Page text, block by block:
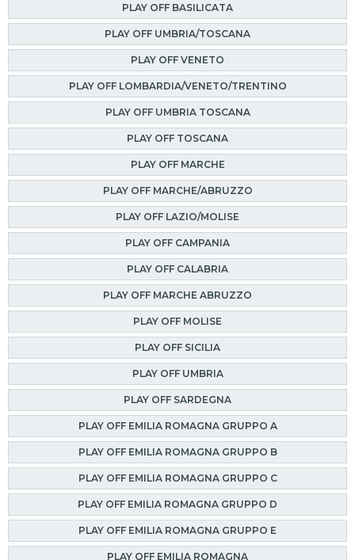
PLAY OFF BASILICATA
PLAY OFF UMBRIA/TOSCANA
PLAY OFF VENETO
PLAY OFF LOMBARDIA/VENETO/TRENTINO
PLAY OFF UMBRIA TOSCANA
PLAY OFF TOSCANA
PLAY OFF MARCHE
PLAY OFF MARCHE/ABRUZZO
PLAY OFF LAZIO/MOLISE
PLAY OFF CAMPANIA
PLAY OFF CALABRIA
PLAY OFF MARCHE ABRUZZO
PLAY OFF MOLISE
PLAY OFF SICILIA
PLAY OFF UMBRIA
PLAY OFF SARDEGNA
PLAY OFF EMILIA ROMAGNA GRUPPO A
PLAY OFF EMILIA ROMAGNA GRUPPO B
PLAY OFF EMILIA ROMAGNA GRUPPO C
PLAY OFF EMILIA ROMAGNA GRUPPO D
PLAY OFF EMILIA ROMAGNA GRUPPO E
PLAY OFF EMILIA ROMAGNA